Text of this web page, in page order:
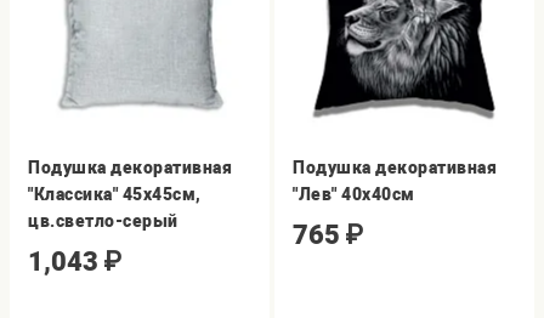
Подушка декоративная
"Классика" 45х45см,
цв.светло-серый
1,043 ₽
Подушка декоративная
"Лев" 40х40см
765 ₽